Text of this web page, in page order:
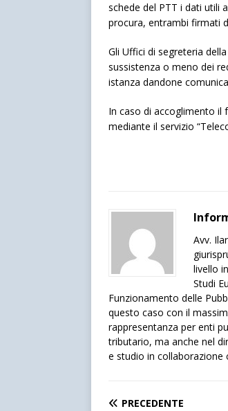
schede del PTT i dati utili
procura, entrambi firmati
Gli Uffici di segreteria
sussistenza o meno dei
istanza dandone
In caso di accoglimento il
mediante il servizio
Avv.
livello
Studi
Funzionamento delle
questo caso con il
rappresentanza per enti
tributario, ma anche nel
e studio in collaborazione
PRECEDENTE